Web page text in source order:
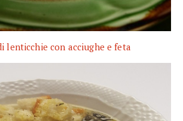
lenticchie con acciughe e feta